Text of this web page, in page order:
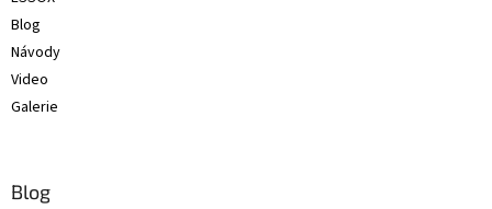
Blog
Návody
Video
Galerie
Blog